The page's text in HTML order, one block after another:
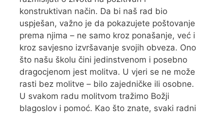
konstruktivan način. Da bi naš rad bio
uspješan, važno je da pokazujete poštovanje
prema njima – ne samo kroz ponašanje, već i
kroz savjesno izvršavanje svojih obveza. Ono
što našu školu čini jedinstvenom i posebno
dragocjenom jest molitva. U vjeri se ne može
rasti bez molitve – bilo zajedničke ili osobne.
U svakom radu molitvom tražimo Božji
blagoslov i pomoć. Kao što znate, svaki radni